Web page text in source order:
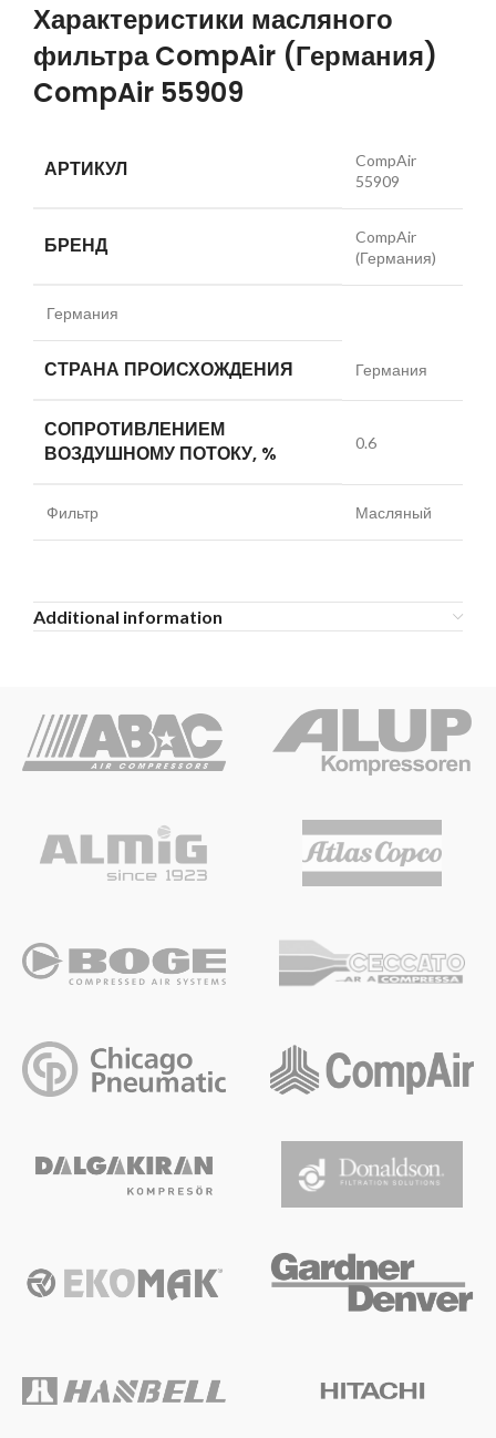
Характеристики масляного
фильтра CompAir (Германия)
CompAir 55909
АРТИКУЛ
CompAir
55909
БРЕНД
CompAir
(Германия)
Германия
СТРАНА ПРОИСХОЖДЕНИЯ Германия
СОПРОТИВЛЕНИЕМ
ВОЗДУШНОМУ ПОТОКУ, %
0.6
Фильтр Масляный
Additional information